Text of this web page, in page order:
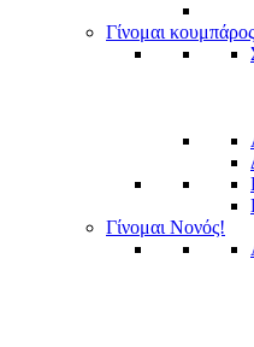
Γίνομαι
Γίνομαι Νονός!